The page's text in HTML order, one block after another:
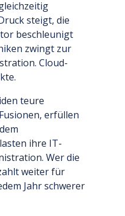
steigt, die
beschleunigt
zwingt zur
Cloud-
teure
erfüllen
ihre IT-
Wer die
weiter für
Jahr schwerer